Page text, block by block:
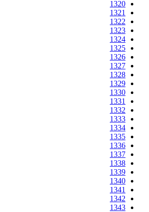
1320
1321
1322
1323
1324
1325
1326
1327
1328
1329
1330
1331
1332
1333
1334
1335
1336
1337
1338
1339
1340
1341
1342
1343